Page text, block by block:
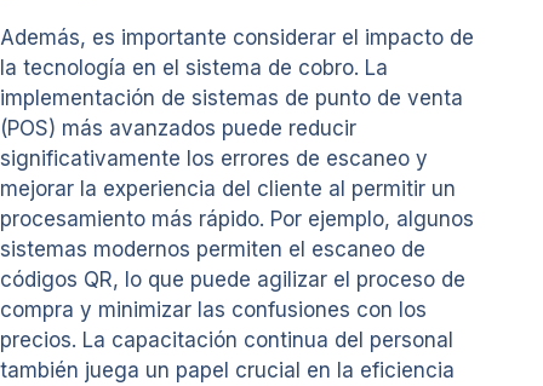
Además, es importante considerar el impacto de
la tecnología en el sistema de cobro. La
implementación de sistemas de punto de venta
(POS) más avanzados puede reducir
significativamente los errores de escaneo y
mejorar la experiencia del cliente al permitir un
procesamiento más rápido. Por ejemplo, algunos
sistemas modernos permiten el escaneo de
códigos QR, lo que puede agilizar el proceso de
compra y minimizar las confusiones con los
precios. La capacitación continua del personal
también juega un papel crucial en la eficiencia